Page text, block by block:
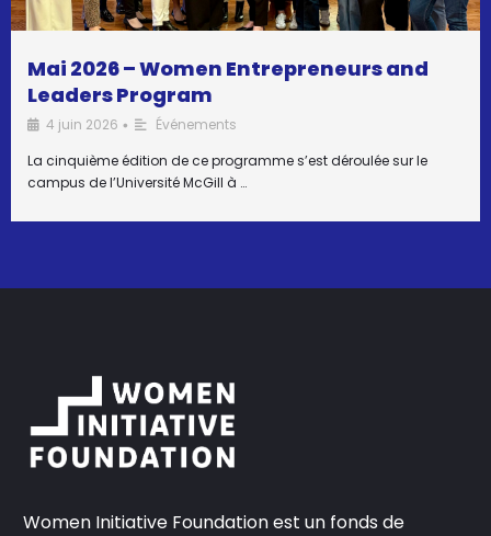
Mai 2026 – Women Entrepreneurs and
Leaders Program
4 juin 2026 •
Événements
La cinquième édition de ce programme s’est déroulée sur le
campus de l’Université McGill à …
Women Initiative Foundation est un fonds de